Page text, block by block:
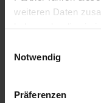
weiteren Daten
haben oder die sie
Cookies, wenn Sie
Notwendig
Präferenzen
Fout in de
Wäscheladungen,